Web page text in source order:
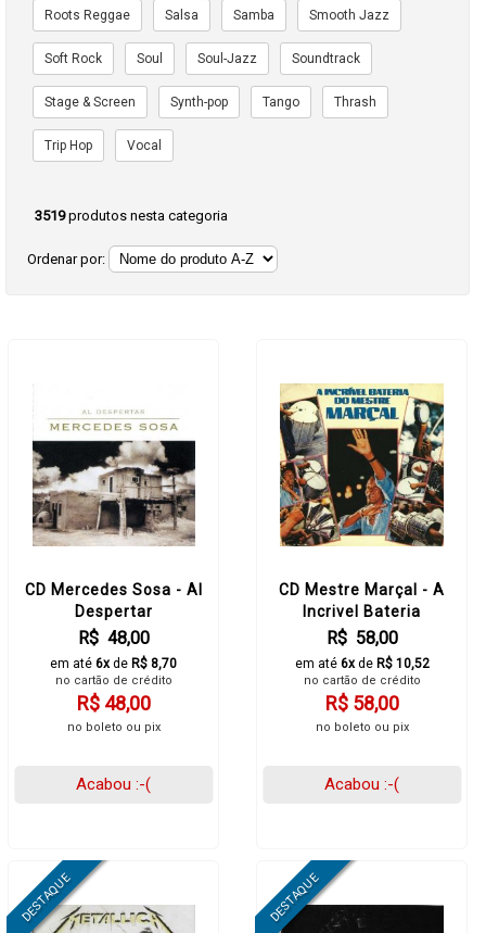
Roots Reggae Salsa Samba Smooth Jazz
Soft Rock Soul Soul-Jazz Soundtrack
Stage & Screen Synth-pop Tango Thrash
Trip Hop Vocal
3519produtos nesta categoria
Ordenar por:
CD Mercedes Sosa - Al
Despertar
R$ 48,00
em até 6xde R$ 8,70
no cartão de crédito
R$ 48,00
no boleto ou pix
Acabou :-(
CD Mestre Marçal - A
Incrivel Bateria
R$ 58,00
em até 6xde R$ 10,52
no cartão de crédito
R$ 58,00
no boleto ou pix
Acabou :-(